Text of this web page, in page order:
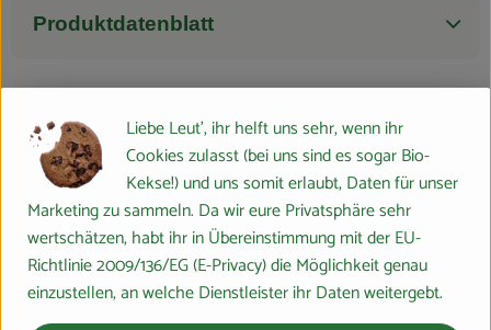
Produktdatenblatt
Herkunft
Hersteller: LAV
Deutschland
lavera
Liebe Leut', ihr helft uns sehr, wenn ihr
Cookies zulasst (bei uns sind es sogar Bio-
Kekse!) und uns somit erlaubt, Daten für unser
Marketing zu sammeln. Da wir eure Privatsphäre sehr
wertschätzen, habt ihr in Übereinstimmung mit der EU-
Richtlinie 2009/136/EG (E-Privacy) die Möglichkeit genau
einzustellen, an welche Dienstleister ihr Daten weitergebt.